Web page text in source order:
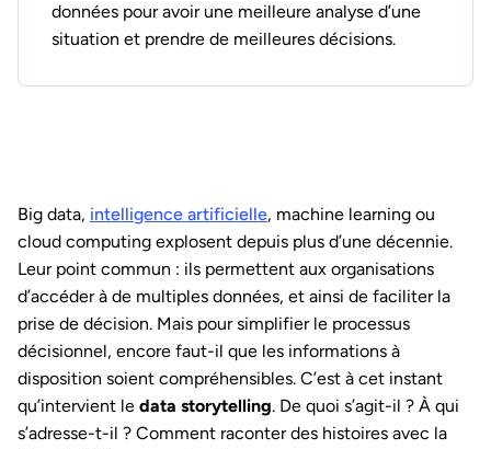
données pour avoir une meilleure analyse d’une
situation et prendre de meilleures décisions.
Big data, intelligence artificielle, machine learning ou
cloud computing explosent depuis plus d’une décennie.
Leur point commun : ils permettent aux organisations
d’accéder à de multiples données, et ainsi de faciliter la
prise de décision. Mais pour simplifier le processus
décisionnel, encore faut-il que les informations à
disposition soient compréhensibles. C’est à cet instant
qu’intervient le data storytelling. De quoi s’agit-il ? À qui
s’adresse-t-il ? Comment raconter des histoires avec la